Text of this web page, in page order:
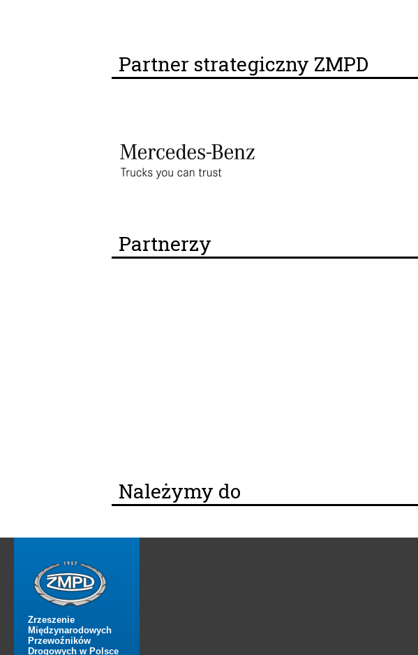
Partner strategiczny ZMPD
Partnerzy
Należymy do
Zrzeszenie
Międzynarodowych
Przewoźników
Drogowych w Polsce